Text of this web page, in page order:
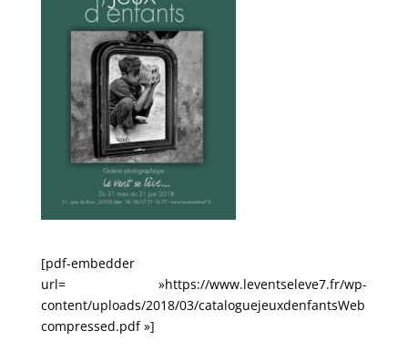
[pdf-embedder
url= »https://www.leventseleve7.fr/wp-
content/uploads/2018/03/cataloguejeuxdenfantsWeb
compressed.pdf »]